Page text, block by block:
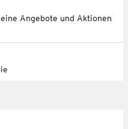
Angebote und Aktionen